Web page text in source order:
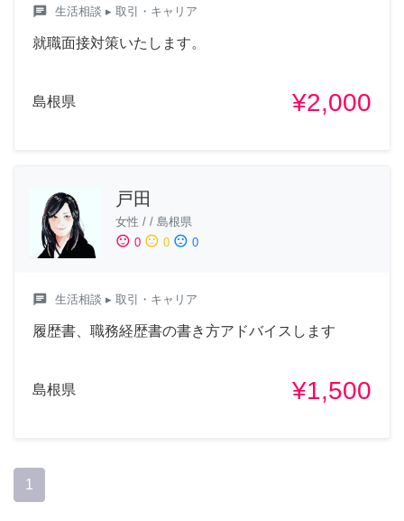
chat 生活相談 ▸ 取引・キャリア
就職面接対策いたします。
島根県 ¥2,000
戸田
女性 / / 島根県
sentiment_satisfied 0 sentiment_neutral 0 sentiment_dissatisfied 0
chat 生活相談 ▸ 取引・キャリア
履歴書、職務経歴書の書き方アドバイスします
島根県 ¥1,500
1